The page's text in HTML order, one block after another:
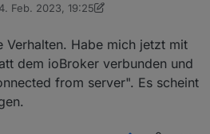
frommqtt.ecoflow.com
11:08:59.891 info Disconnected
Feb. 2023, 19:25
von Ivan Andric
Verhalten. Habe mich jetzt mit
dem ioBroker verbunden und
from server". Es scheint